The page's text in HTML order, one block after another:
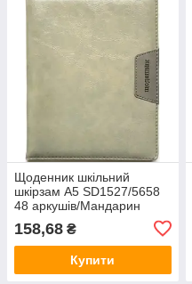
Щоденник шкільний
шкірзам А5 SD1527/5658
48 аркушів/Мандарин
158,68 ₴
Купити